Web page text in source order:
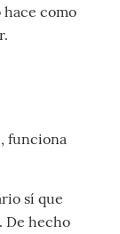
hace como
funciona
sí que
De hecho